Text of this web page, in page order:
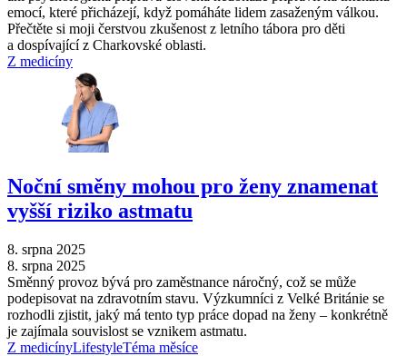
emocí, které přicházejí, když pomáháte lidem zasaženým válkou.
Přečtěte si moji čerstvou zkušenost z letního tábora pro děti
a dospívající z Charkovské oblasti.
Z medicíny
Noční směny mohou pro ženy znamenat
vyšší riziko astmatu
8. srpna 2025
8. srpna 2025
Směnný provoz bývá pro zaměstnance náročný, což se může
podepisovat na zdravotním stavu. Výzkumníci z Velké Británie se
rozhodli zjistit, jaký má tento typ práce dopad na ženy –⁠ konkrétně
je zajímala souvislost se vznikem astmatu.
Z medicínyLifestyleTéma měsíce